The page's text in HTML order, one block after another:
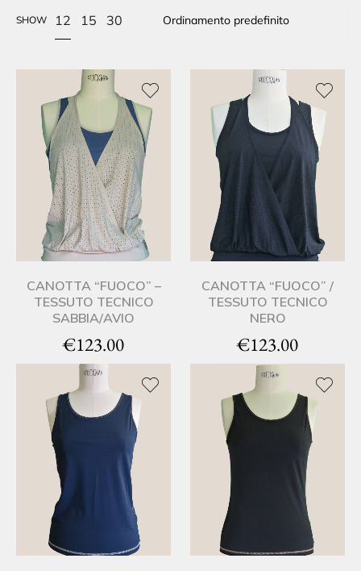
SHOW 12 15 30
CANOTTA “FUOCO” –
TESSUTO TECNICO
SABBIA/AVIO
€123.00
CANOTTA “FUOCO” /
TESSUTO TECNICO
NERO
€123.00